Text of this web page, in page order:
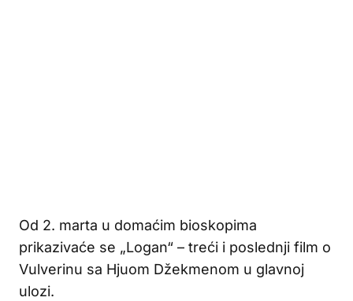
Od 2. marta u domaćim bioskopima
prikazivaće se „Logan“ – treći i poslednji film o
Vulverinu sa Hjuom Džekmenom u glavnoj
ulozi.